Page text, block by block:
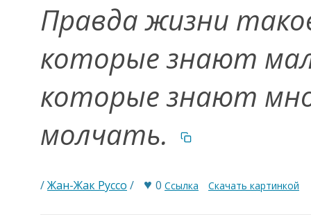
Правда жизни
которые знают
которые знают
молчать.
/Жан-Жак Руссо / ♥ 0 Ссылка Скачать картинкой